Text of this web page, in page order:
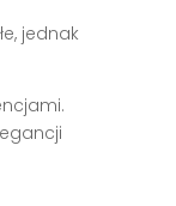
jednak